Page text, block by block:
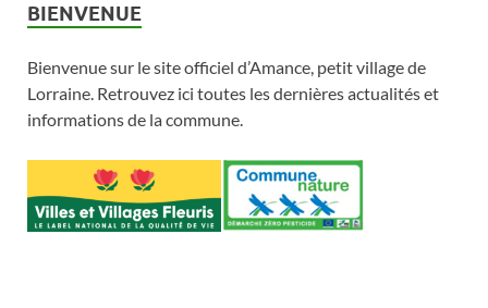
BIENVENUE
Bienvenue sur le site officiel d’Amance, petit village de
Lorraine. Retrouvez ici toutes les dernières actualités et
informations de la commune.